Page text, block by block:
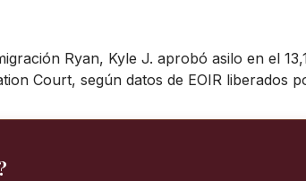
Ryan, Kyle J. aprobó asilo en el
Court, según datos de EOIR liberados